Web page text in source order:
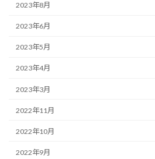
2023年8月
2023年6月
2023年5月
2023年4月
2023年3月
2022年11月
2022年10月
2022年9月